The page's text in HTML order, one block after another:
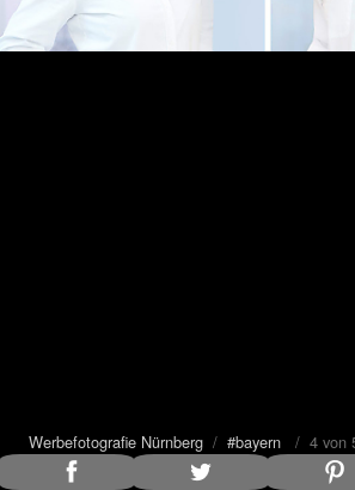
Werbefotografie Nürnberg/ #bayern/ 4
anzeigen